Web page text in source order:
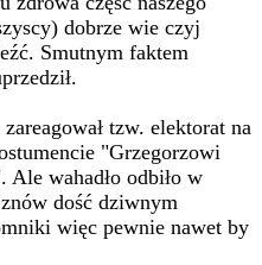
dobrze wie czyj
Smutnym faktem
tzw. elektorat na
"Grzegorzowi
Ale wahadło odbiło w
dość dziwnym
więc pewnie nawet by